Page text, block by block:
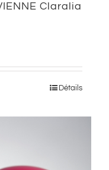
Claralia
Détails